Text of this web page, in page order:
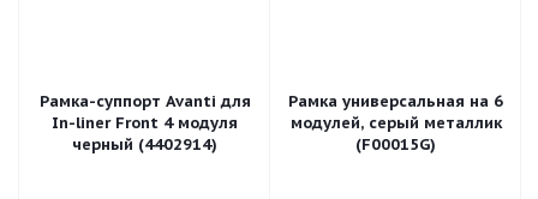
Рамка-суппорт Avanti для
In-liner Front 4 модуля
черный (4402914)
Рамка универсальная на 6
модулей, серый металлик
(F00015G)